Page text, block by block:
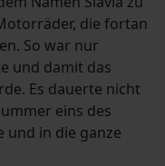
die fortan
So war nur
und damit das
Es dauerte nicht
eins des
und in die ganze